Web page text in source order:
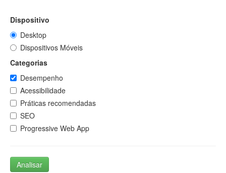
Dispositivo
Desktop
Dispositivos Móveis
Categorias
Desempenho
Acessibilidade
Práticas recomendadas
SEO
Progressive Web App
Analisar